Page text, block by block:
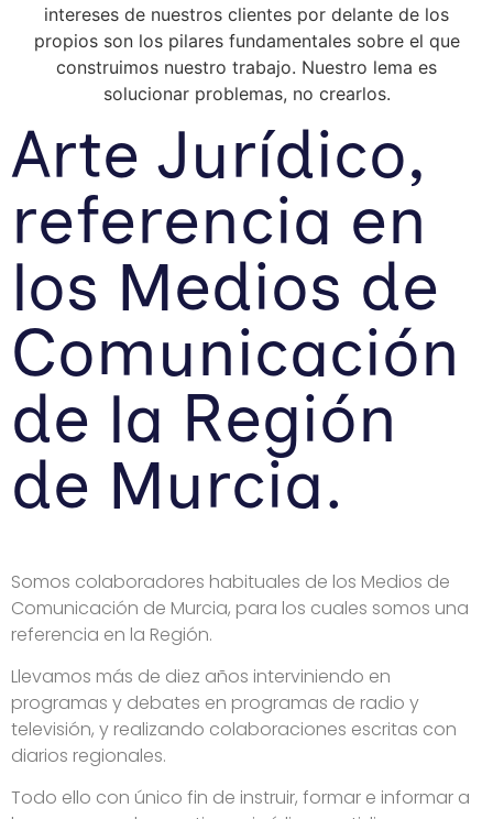
intereses de nuestros clientes por delante de los
propios son los pilares fundamentales sobre el que
construimos nuestro trabajo. Nuestro lema es
solucionar problemas, no crearlos.
Arte Jurídico,
referencia en
los Medios de
Comunicación
de la Región
de Murcia.
Somos colaboradores habituales de los Medios de
Comunicación de Murcia, para los cuales somos una
referencia en la Región.
Llevamos más de diez años interviniendo en
programas y debates en programas de radio y
televisión, y realizando colaboraciones escritas con
diarios regionales.
Todo ello con único fin de instruir, formar e informar a